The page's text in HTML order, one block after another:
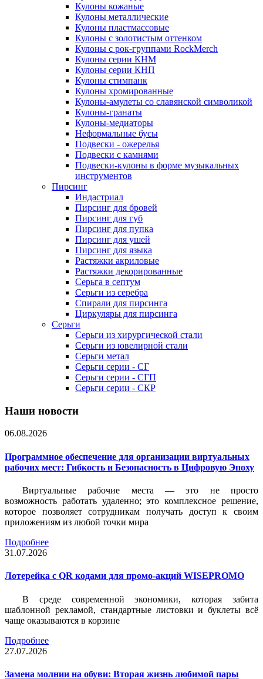
Кулоны кожаные
Кулоны металлические
Кулоны пластмассовые
Кулоны с золотистым оттенком
Кулоны с рок-группами RockMerch
Кулоны серии КНМ
Кулоны серии КНП
Кулоны стимпанк
Кулоны хромированные
Кулоны-амулеты со славянской символикой
Кулоны-гранаты
Кулоны-медиаторы
Неформальные бусы
Подвески - ожерелья
Подвески с камнями
Подвески-кулоны в форме музыкальных
инструментов
Пирсинг
Индастриал
Пирсинг для бровей
Пирсинг для губ
Пирсинг для пупка
Пирсинг для ушей
Пирсинг для языка
Растяжки акриловые
Растяжки декорированные
Серьга в септум
Серьги из серебра
Спирали для пирсинга
Циркуляры для пирсинга
Серьги
Серьги из хирургической стали
Серьги из ювелирной стали
Серьги метал
Серьги серии - СГ
Серьги серии - СГП
Серьги серии - СКР
Наши новости
06.08.2026
Программное обеспечение для организации виртуальных
рабочих мест: Гибкость и Безопасность в Цифровую Эпоху
Виртуальные рабочие места — это не просто
возможность работать удаленно; это комплексное решение,
которое позволяет сотрудникам получать доступ к своим
приложениям из любой точки мира
Подробнее
31.07.2026
Лотерейка c QR кодами для промо-акций WISEPROMO
В среде современной экономики, которая забита
шаблонной рекламой, стандартные листовки и буклеты всё
чаще оказываются в корзине
Подробнее
27.07.2026
Замена молнии на обуви: Вторая жизнь любимой пары